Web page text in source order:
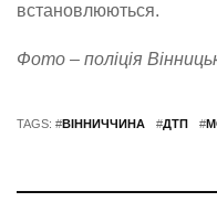
встановлюються.
Фото – поліція
TAGS: #ВІННИЧЧИНА #ДТП #